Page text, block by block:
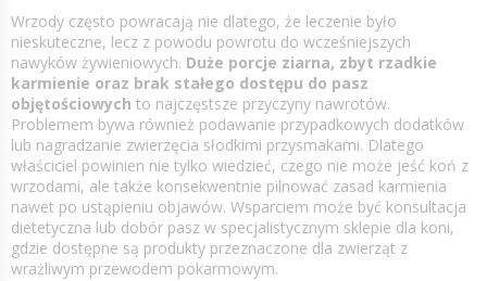
Wrzody często powracają nie dlatego, że leczenie było
nieskuteczne, lecz z powodu powrotu do wcześniejszych
nawyków żywieniowych. Duże porcje ziarna, zbyt rzadkie
karmienie oraz brak stałego dostępu do pasz
objętościowych to najczęstsze przyczyny nawrotów.
Problemem bywa również podawanie przypadkowych dodatków
lub nagradzanie zwierzęcia słodkimi przysmakami. Dlatego
właściciel powinien nie tylko wiedzieć, czego nie może jeść koń z
wrzodami, ale także konsekwentnie pilnować zasad karmienia
nawet po ustąpieniu objawów. Wsparciem może być konsultacja
dietetyczna lub dobór pasz w specjalistycznym sklepie dla koni,
gdzie dostępne są produkty przeznaczone dla zwierząt z
wrażliwym przewodem pokarmowym.